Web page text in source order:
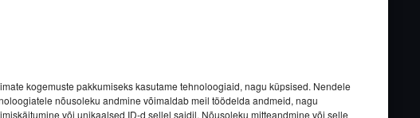
kogemuste pakkumiseks kasutame tehnoloogiaid, nagu küpsised. Nendele
nõusoleku andmine võimaldab meil töödelda andmeid, nagu
või unikaalsed ID-d sellel saidil. Nõusoleku mitteandmine või selle